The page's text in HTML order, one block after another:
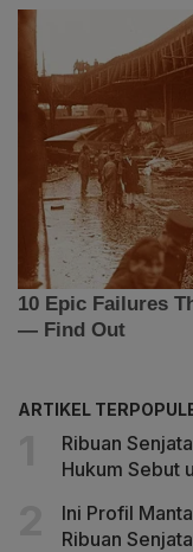
ARTIKEL
Ribuan
Hukum Sebut
Ini Profil
Ribuan